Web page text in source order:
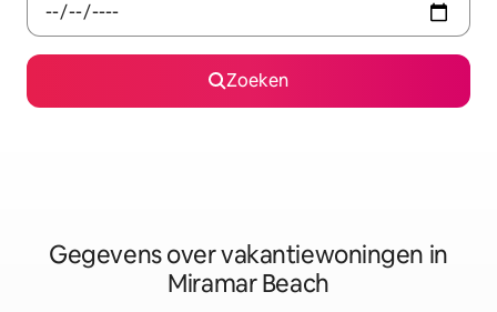
Zoeken
Gegevens over vakantiewoningen in
Miramar Beach